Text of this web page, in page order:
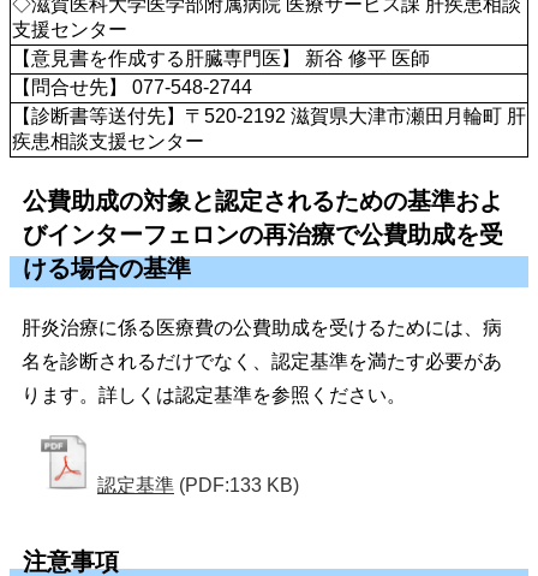
◇滋賀医科大学医学部附属病院 医療サービス課 肝疾患相談
支援センター
【意見書を作成する肝臓専門医】 新谷 修平 医師
【問合せ先】 077-548-2744
【診断書等送付先】〒520-2192 滋賀県大津市瀬田月輪町 肝
疾患相談支援センター
公費助成の対象と認定されるための基準およ
びインターフェロンの再治療で公費助成を受
ける場合の基準
肝炎治療に係る医療費の公費助成を受けるためには、病
名を診断されるだけでなく、認定基準を満たす必要があ
ります。詳しくは認定基準を参照ください。
認定基準 (PDF:133 KB)
注意事項